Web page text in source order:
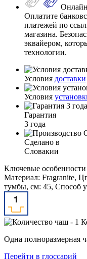
Оплатите
платежей по
магазина.
эквайером,
технологии.
Условия доставки
Условия
Гарантия
3 года
Сделано в
Словакии
Ключевые особенности
Материал: Fragranite,
тумбы, см: 45, Способ
Одна полноразмерная
Перейти в глоссарий